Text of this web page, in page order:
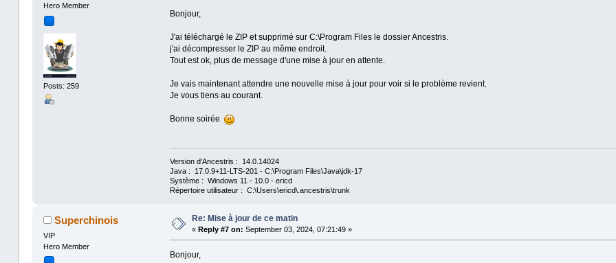
Hero Member
Posts: 259
Bonjour,
J'ai téléchargé le ZIP et supprimé sur C:\Program Files le dossier Ancestris.
j'ai décompresser le ZIP au même endroit.
Tout est ok, plus de message d'une mise à jour en attente.
Je vais maintenant attendre une nouvelle mise à jour pour voir si le problème revient.
Je vous tiens au courant.
Bonne soirée
Version d'Ancestris : 14.0.14024
Java : 17.0.9+11-LTS-201 - C:\Program Files\Java\jdk-17
Système : Windows 11 - 10.0 - ericd
Répertoire utilisateur : C:\Users\ericd\.ancestris\trunk
Superchinois
VIP
Hero Member
Re: Mise à jour de ce matin
« Reply #7 on: September 03, 2024, 07:21:49 »
Bonjour,